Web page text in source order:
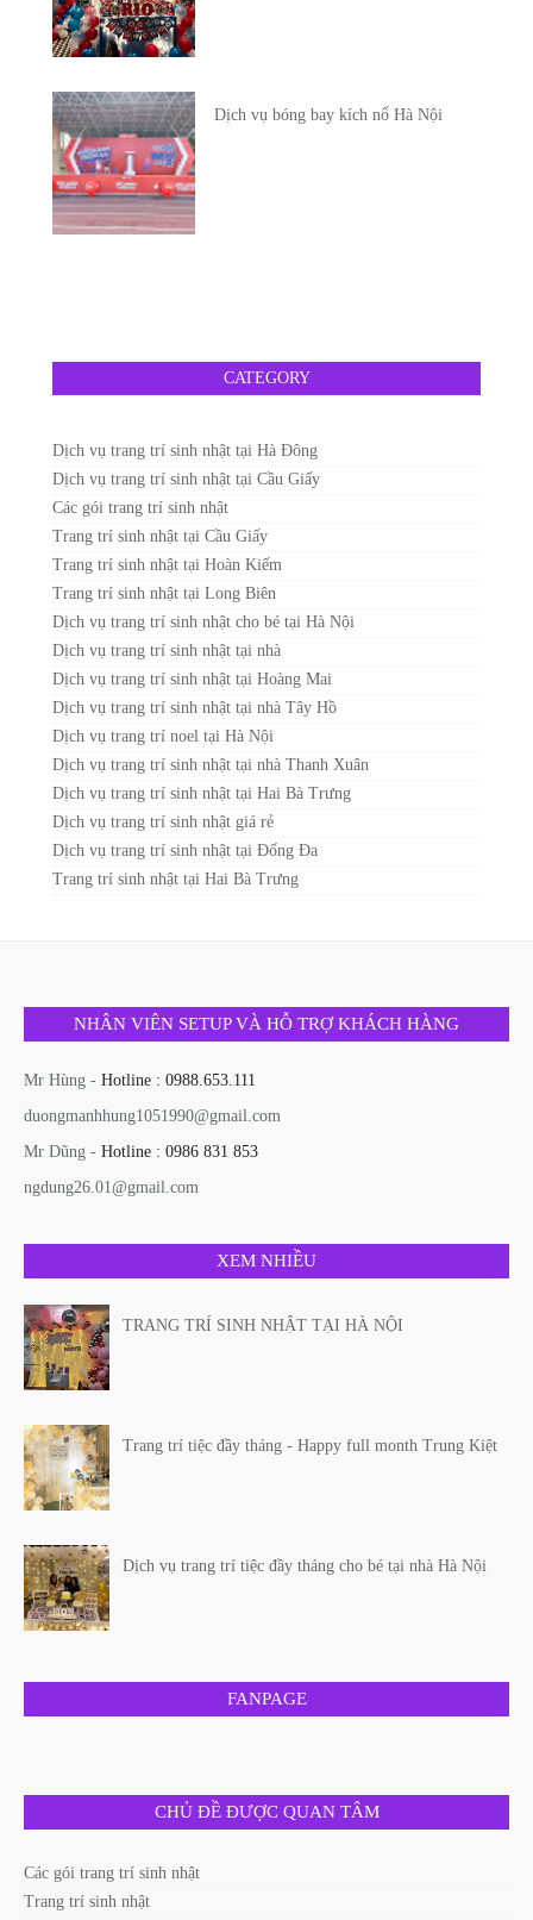
Dịch vụ bóng bay kích nổ Hà Nội
CATEGORY
Dịch vụ trang trí sinh nhật tại Hà Đông
Dịch vụ trang trí sinh nhật tại Cầu Giấy
Các gói trang trí sinh nhật
Trang trí sinh nhật tại Cầu Giấy
Trang trí sinh nhật tại Hoàn Kiếm
Trang trí sinh nhật tại Long Biên
Dịch vụ trang trí sinh nhật cho bé tại Hà Nội
Dịch vụ trang trí sinh nhật tại nhà
Dịch vụ trang trí sinh nhật tại Hoàng Mai
Dịch vụ trang trí sinh nhật tại nhà Tây Hồ
Dịch vụ trang trí noel tại Hà Nội
Dịch vụ trang trí sinh nhật tại nhà Thanh Xuân
Dịch vụ trang trí sinh nhật tại Hai Bà Trưng
Dịch vụ trang trí sinh nhật giá rẻ
Dịch vụ trang trí sinh nhật tại Đống Đa
Trang trí sinh nhật tại Hai Bà Trưng
NHÂN VIÊN SETUP VÀ HỖ TRỢ KHÁCH HÀNG
Mr Hùng - Hotline : 0988.653.111
duongmanhhung1051990@gmail.com
Mr Dũng - Hotline : 0986 831 853
ngdung26.01@gmail.com
XEM NHIỀU
TRANG TRÍ SINH NHẬT TẠI HÀ NỘI
Trang trí tiệc đầy tháng - Happy full month Trung Kiệt
Dịch vụ trang trí tiệc đầy tháng cho bé tại nhà Hà Nội
FANPAGE
CHỦ ĐỀ ĐƯỢC QUAN TÂM
Các gói trang trí sinh nhật
Trang trí sinh nhật